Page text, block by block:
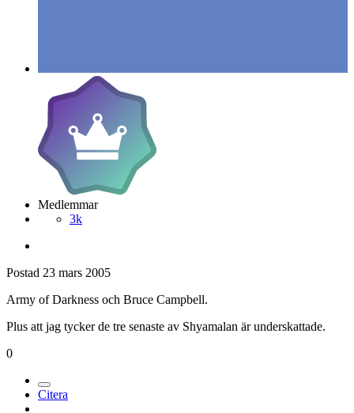
Medlemmar
3k
Postad 23 mars 2005
Army of Darkness och Bruce Campbell.
Plus att jag tycker de tre senaste av Shyamalan är underskattade.
0
Citera